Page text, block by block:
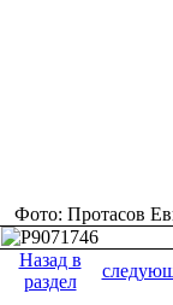
Фото: Протасов
Назад в
раздел